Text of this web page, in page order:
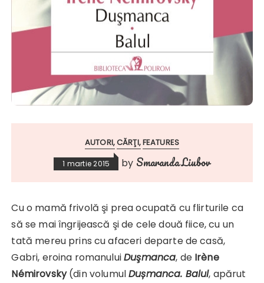
AUTORI CĂRŢI FEATURES
1 martie 2015 by Smaranda Liubov
Cu o mamă frivolă şi prea ocupată cu flirturile ca
să se mai îngrijească şi de cele două fiice, cu un
tată mereu prins cu afaceri departe de casă,
Gabri, eroina romanuluiDuşmanca, de Irène
Némirovsky(din volumulDușmanca. Balul, apărut